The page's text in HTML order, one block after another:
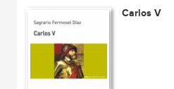
Carlos V